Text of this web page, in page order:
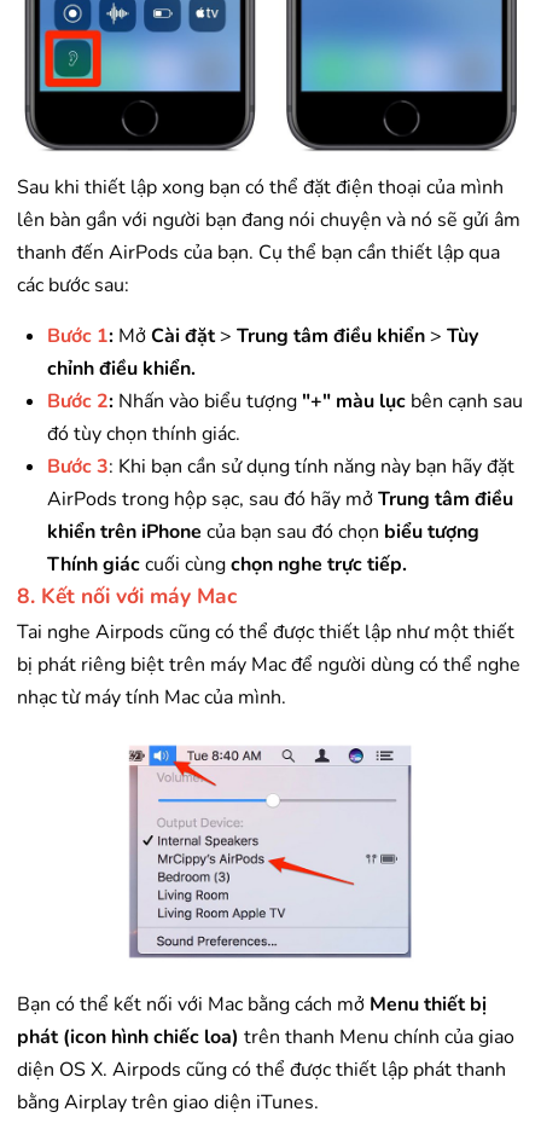
Sau khi thiết lập xong bạn có thể đặt điện thoại của mình
lên bàn gần với người bạn đang nói chuyện và nó sẽ gửi âm
thanh đến AirPods của bạn. Cụ thể bạn cần thiết lập qua
các bước sau:
Bước 1: MởCài đặt> Trung tâm điều khiển> Tùy
chỉnh điều khiển.
Bước 2: Nhấn vào biểu tượng "+" màu lục bên cạnh sau
đó tùy chọn thính giác.
Bước 3: Khi bạn cần sử dụng tính năng này bạn hãy đặt
AirPods trong hộp sạc, sau đó hãy mởTrung tâm điều
khiển trên iPhone của bạn sau đó chọn biểu tượng
Thính giáccuối cùngchọn nghe trực tiếp.
8. Kết nối với máy Mac
Tai nghe Airpods cũng có thể được thiết lập như một thiết
bị phát riêng biệt trên máy Mac để người dùng có thể nghe
nhạc từ máy tính Mac của mình.
Bạn có thể kết nối với Mac bằng cách mở Menu thiết bị
phát (icon hình chiếc loa) trên thanh Menu chính của giao
diện OS X. Airpods cũng có thể được thiết lập phát thanh
bằng Airplay trên giao diện iTunes.